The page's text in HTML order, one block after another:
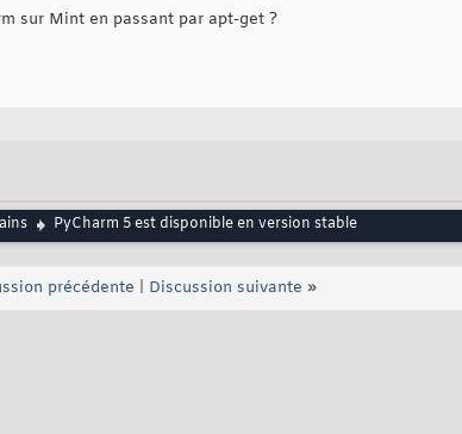
sur Mint en passant par apt-get ?
PyCharm 5 est disponible en version stable
précédente Discussion suivante »